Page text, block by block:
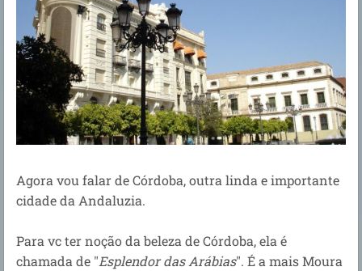
Agora vou falar de Córdoba, outra linda e importante
cidade da Andaluzia.
Para vc ter noção da beleza de Córdoba, ela é
chamada de "Esplendor das Arábias". É a mais Moura